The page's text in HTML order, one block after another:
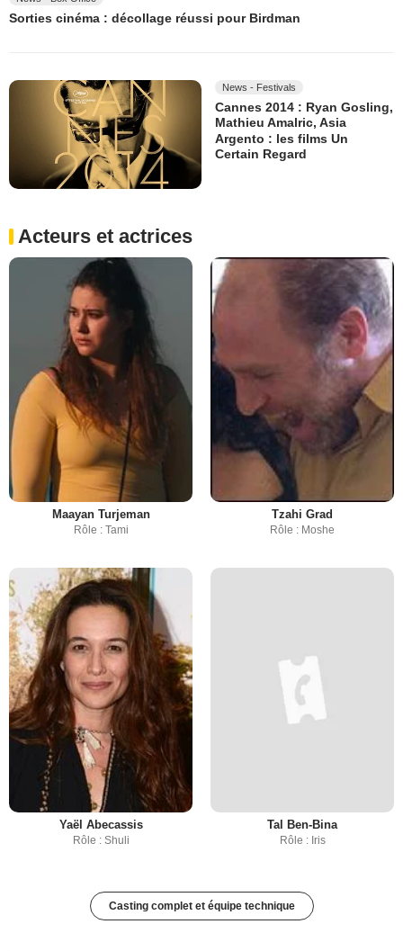
Sorties cinéma : décollage réussi pour Birdman
News - Festivals
Cannes 2014 : Ryan Gosling,
Mathieu Amalric, Asia
Argento : les films Un
Certain Regard
Acteurs et actrices
Maayan Turjeman
Rôle : Tami
Tzahi Grad
Rôle : Moshe
Yaël Abecassis
Rôle : Shuli
Tal Ben-Bina
Rôle : Iris
Casting complet et équipe technique